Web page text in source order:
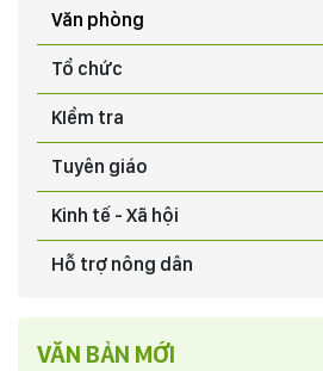
Văn phòng
Tổ chức
KIểm tra
Tuyên giáo
Kinh tế - Xã hội
Hỗ trợ nông dân
VĂN BẢN MỚI